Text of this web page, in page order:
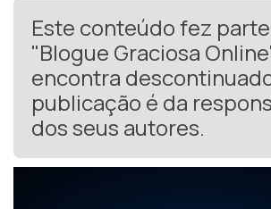
Este conteúdo fez
"Blogue Graciosa
encontra
publicação é da
dos seus autores.